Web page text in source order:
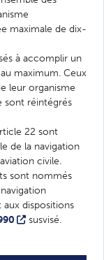
maximale de dix-
à accomplir un
maximum. Ceux
leur organisme
sont réintégrés
22 sont
de la navigation
civile.
sont nommés
dispositions
susvisé.